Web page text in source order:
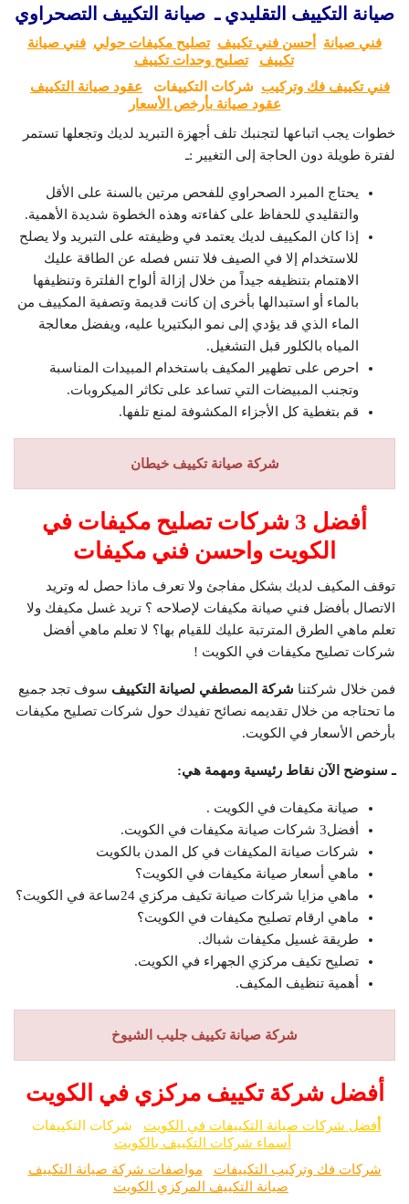
صيانة التكييف التقليدي ـ صيانة التكييف التصحراوي
فني صيانة أحسن فني تكييف تصليح مكيفات حولي فني صيانة
تكييف
تصليح وحدات تكييف
فني تكييف فك وتركيب
شركات التكييفات
عقود صيانة التكييف
عقود صيانة بأرخص الأسعار
خطوات يجب اتباعها لتجنبك تلف أجهزة التبريد لديك وتجعلها تستمر
لفترة طويلة دون الحاجة إلى التغيير :ـ
يحتاج المبرد الصحراوي للفحص مرتين بالسنة على الأقل
والتقليدي للحفاظ على كفاءته وهذه الخطوة شديدة الأهمية.
إذا كان المكييف لديك يعتمد في وظيفته على التبريد ولا يصلح
للاستخدام إلا في الصيف فلا تنس فصله عن الطاقة عليك
الاهتمام بتنظيفه جيداً من خلال إزالة ألواح الفلترة وتنظيفها
بالماء أو استبدالها بأخرى إن كانت قديمة وتصفية المكييف من
الماء الذي قد يؤدي إلى نمو البكتيريا عليه، ويفضل معالجة
المياه بالكلور قبل التشغيل.
احرص على تطهير المكيف باستخدام المبيدات المناسبة
وتجنب المبيضات التي تساعد على تكاثر الميكروبات.
قم بتغطية كل الأجزاء المكشوفة لمنع تلفها.
شركة صيانة تكييف خيطان
أفضل 3 شركات تصليح مكيفات في
الكويت واحسن فني مكيفات
توقف المكيف لديك بشكل مفاجئ ولا تعرف ماذا حصل له وتريد
الاتصال بأفضل فني صيانة مكيفات لإصلاحه ؟ تريد غسل مكيفك ولا
تعلم ماهي الطرق المترتبة عليك للقيام بها؟ لا تعلم ماهي أفضل
شركات تصليح مكيفات في الكويت !
فمن خلال شركتنا شركة المصطفي لصيانة التكييف سوف تجد جميع
ما تحتاجه من خلال تقديمه نصائح تفيدك حول شركات تصليح مكيفات
بأرخص الأسعار في الكويت.
ـ سنوضح الآن نقاط رئيسية ومهمة هي:
صيانة مكيفات في الكويت .
أفضل3 شركات صيانة مكيفات في الكويت.
شركات صيانة المكيفات في كل المدن بالكويت
ماهي أسعار صيانة مكيفات في الكويت؟
ماهي مزايا شركات صيانة تكيف مركزي 24ساعة في الكويت؟
ماهي ارقام تصليح مكيفات في الكويت؟
طريقة غسيل مكيفات شباك.
تصليح تكيف مركزي الجهراء في الكويت.
أهمية تنظيف المكيف.
شركة صيانة تكييف جليب الشيوخ
أفضل شركة تكييف مركزي في الكويت
فضل شركات صيانة التكييفات في الكويت
شركات التكييفات
أسماء شركات التكييف بالكويت
شركات فك وتركيب التكييفات
مواصفات شركة صيانة التكييف
صيانة التكييف المركزي الكويت